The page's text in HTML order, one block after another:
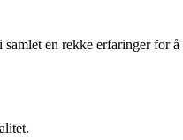
en rekke erfaringer for